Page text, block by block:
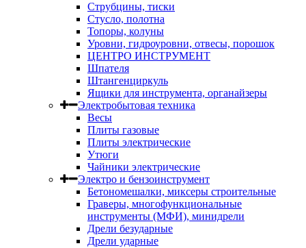
Струбцины, тиски
Стусло, полотна
Топоры, колуны
Уровни, гидроуровни, отвесы, порошок
ЦЕНТРО ИНСТРУМЕНТ
Шпателя
Штангенциркуль
Ящики для инструмента, органайзеры
Электробытовая техника
Весы
Плиты газовые
Плиты электрические
Утюги
Чайники электрические
Электро и бензоинструмент
Бетономешалки, миксеры строительные
Граверы, многофункциональные
инструменты (МФИ), минидрели
Дрели безударные
Дрели ударные